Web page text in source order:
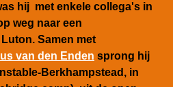
hij met enkele collega's in
weg naar een
Samen met
van den Enden sprong hij
Berkhampstead, in